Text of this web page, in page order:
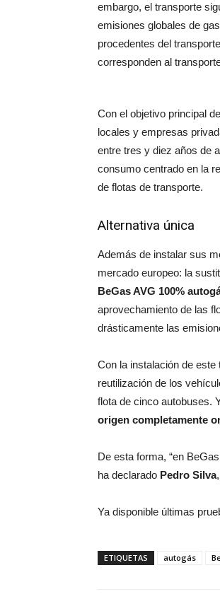
embargo, el transporte
emisiones globales de
procedentes del
corresponden al
Con el objetivo principal
locales y empresas
entre tres y diez años de
consumo centrado en la
de flotas de transporte.
Alternativa única
Además de instalar sus
mercado europeo: la
BeGas AVG 100%
aprovechamiento de las
drásticamente las
Con la instalación de
reutilización de los
flota de cinco autobuses.
origen completamente
De esta forma, “en
ha declarado Pedro Silva
Ya disponible últimas
ETIQUETAS autogás